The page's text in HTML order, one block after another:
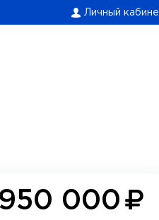
Личный
950 000